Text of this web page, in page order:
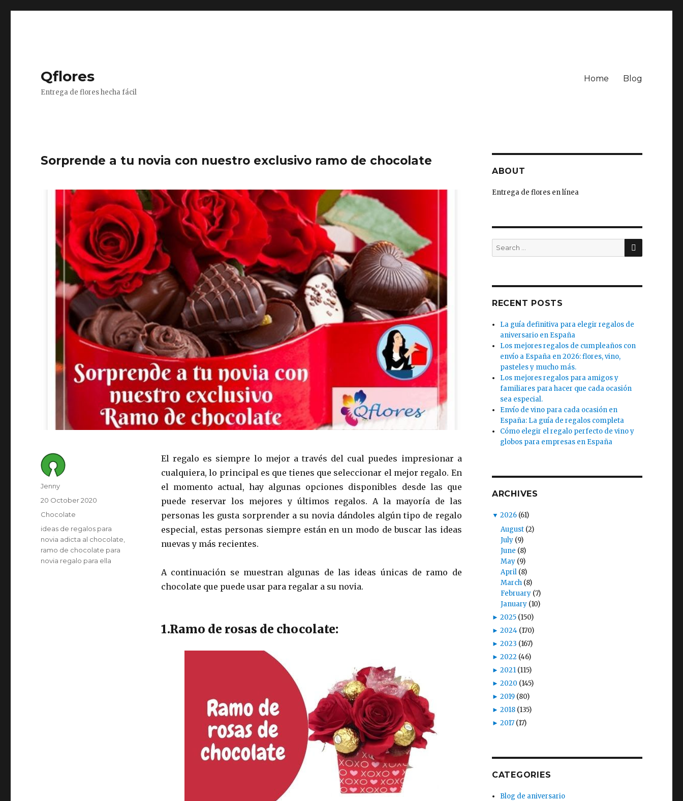
Qflores
Entrega de flores hecha fácil
Home Blog
Sorprende a tu novia con nuestro exclusivo ramo de chocolate
El regalo es siempre lo mejor a través del cual puedes impresionar a
cualquiera, lo principal es que tienes que seleccionar el mejor regalo. En
el momento actual, hay algunas opciones disponibles desde las que
puede reservar los mejores y últimos regalos. A la mayoría de las
personas les gusta sorprender a su novia dándoles algún tipo de regalo
especial, estas personas siempre están en un modo de buscar las ideas
nuevas y más recientes.
A continuación se muestran algunas de las ideas únicas de ramo de
chocolate que puede usar para regalar a su novia.
1.Ramo de rosas de chocolate:
Author
Jenny
Posted
on
20 October 2020
Category
Chocolate
Tags
ideas de regalos para
novia adicta al chocolate
ramo de chocolate para
novia regalo para ella
ABOUT
Entrega de flores en línea
Search
for:
SEARCH
RECENT POSTS
La guía definitiva para elegir regalos de
aniversario en España
Los mejores regalos de cumpleaños con
envío a España en 2026: flores, vino,
pasteles y mucho más.
Los mejores regalos para amigos y
familiares para hacer que cada ocasión
sea especial.
Envío de vino para cada ocasión en
España: La guía de regalos completa
Cómo elegir el regalo perfecto de vino y
globos para empresas en España
ARCHIVES
▼ 2026 (61)
August (2)
July (9)
June (8)
May (9)
April (8)
March (8)
February (7)
January (10)
► 2025 (150)
► 2024 (170)
► 2023 (167)
► 2022 (46)
► 2021 (115)
► 2020 (145)
► 2019 (80)
► 2018 (135)
► 2017 (17)
CATEGORIES
Blog de aniversario